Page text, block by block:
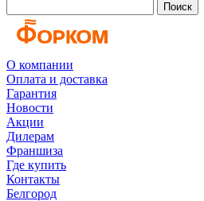
Поиск
О компании
Оплата и доставка
Гарантия
Новости
Акции
Дилерам
Франшиза
Где купить
Контакты
Белгород